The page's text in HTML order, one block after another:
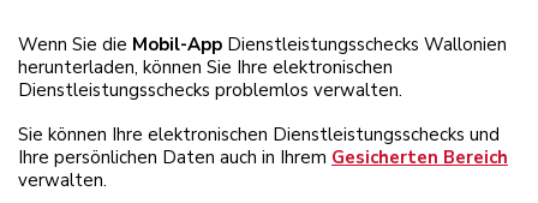
Wenn Sie die Mobil-App Dienstleistungsschecks Wallonien
herunterladen, können Sie Ihre elektronischen
Dienstleistungsschecks problemlos verwalten.
Sie können Ihre elektronischen Dienstleistungsschecks und
Ihre persönlichen Daten auch in Ihrem Gesicherten Bereich
verwalten.